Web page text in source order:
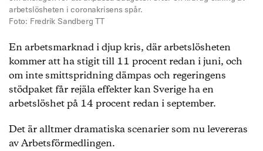
arbetslösheten i coronakrisens spår.
Foto: Fredrik Sandberg TT
En arbetsmarknad i djup kris, där arbetslösheten
kommer att ha stigit till 11 procent redan i juni, och
om inte smittspridning dämpas och regeringens
stödpaket får rejäla effekter kan Sverige ha en
arbetslöshet på 14 procent redan i september.
Det är alltmer dramatiska scenarier som nu levereras
av Arbetsförmedlingen.